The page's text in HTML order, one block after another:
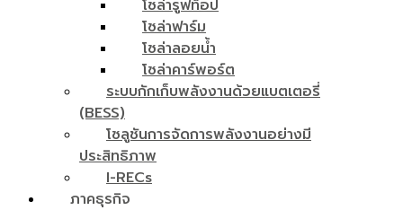
โซล่ารูฟท็อป
โซล่าฟาร์ม
โซล่าลอยน้ำ
โซล่าคาร์พอร์ต
ระบบกักเก็บพลังงานด้วยแบตเตอรี่
(BESS)
โซลูชันการจัดการพลังงานอย่างมี
ประสิทธิภาพ
I-RECs
ภาคธุรกิจ